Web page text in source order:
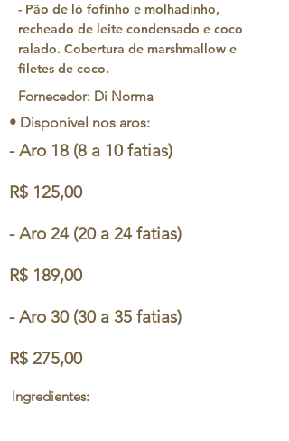
- Pão de ló fofinho e molhadinho,
recheado de leite condensado e coco
ralado. Cobertura de marshmallow e
filetes de coco.
Fornecedor: Di Norma
• Disponível nos aros:
- Aro 18 (8 a 10 fatias)
R$ 125,00
- Aro 24 (20 a 24 fatias)
R$ 189,00
- Aro 30 (30 a 35 fatias)
R$ 275,00
Ingredientes: